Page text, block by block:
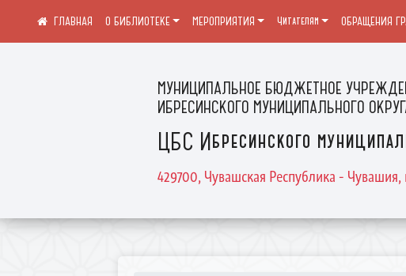
МУНИЦИПАЛЬНОЕ БЮДЖЕТНОЕ
ИБРЕСИНСКОГО МУНИЦИПАЛЬНОГО
ЦБС Ибресинского
429700, Чувашская Республика -
О БИБЛИОТЕКЕ МЕРОПРИЯТИЯ Читателям ОБРАЩЕНИЯ